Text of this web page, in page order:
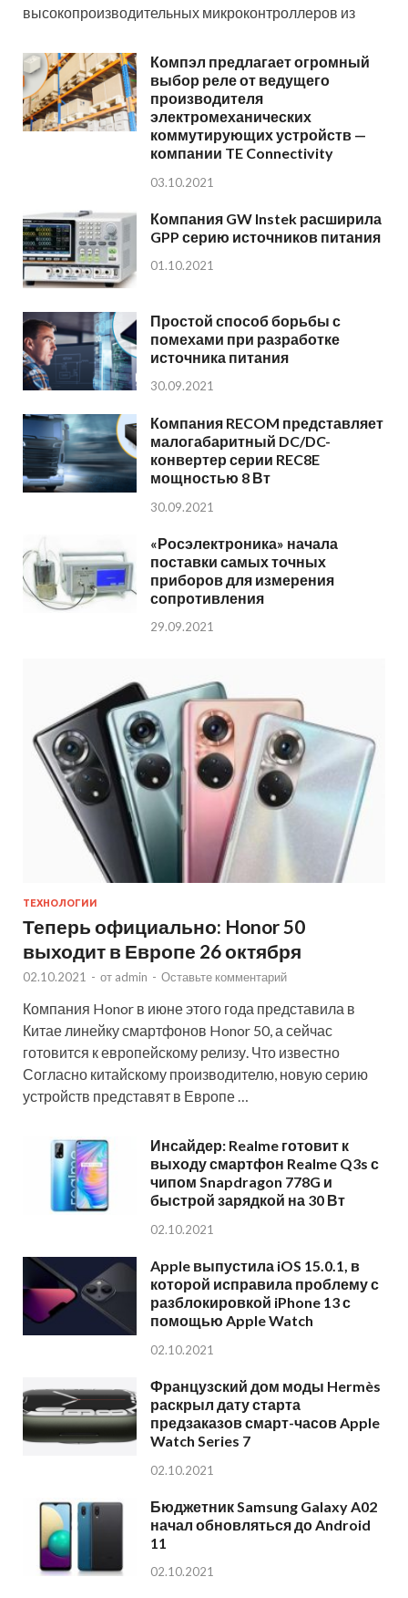
высокопроизводительных микроконтроллеров из
Компэл предлагает огромный
выбор реле от ведущего
производителя
электромеханических
коммутирующих устройств —
компании TE Connectivity
03.10.2021
Компания GW Instek расширила
GPP серию источников питания
01.10.2021
Простой способ борьбы с
помехами при разработке
источника питания
30.09.2021
Компания RECOM представляет
малогабаритный DC/DC-
конвертер серии REC8E
мощностью 8 Вт
30.09.2021
«Росэлектроника» начала
поставки самых точных
приборов для измерения
сопротивления
29.09.2021
ТЕХНОЛОГИИ
Теперь официально: Honor 50
выходит в Европе 26 октября
02.10.2021 - от admin - Оставьте комментарий
Компания Honor в июне этого года представила в
Китае линейку смартфонов Honor 50, а сейчас
готовится к европейскому релизу. Что известно
Согласно китайскому производителю, новую серию
устройств представят в Европе …
Инсайдер: Realme готовит к
выходу смартфон Realme Q3s с
чипом Snapdragon 778G и
быстрой зарядкой на 30 Вт
02.10.2021
Apple выпустила iOS 15.0.1, в
которой исправила проблему с
разблокировкой iPhone 13 с
помощью Apple Watch
02.10.2021
Французский дом моды Hermès
раскрыл дату старта
предзаказов смарт-часов Apple
Watch Series 7
02.10.2021
Бюджетник Samsung Galaxy A02
начал обновляться до Android
11
02.10.2021